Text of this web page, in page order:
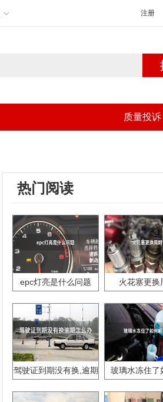
注册
质量投诉
热门阅读
epc灯亮是什么问题 火花塞更换
驾驶证到期没有换,逾期
玻璃水冻住了